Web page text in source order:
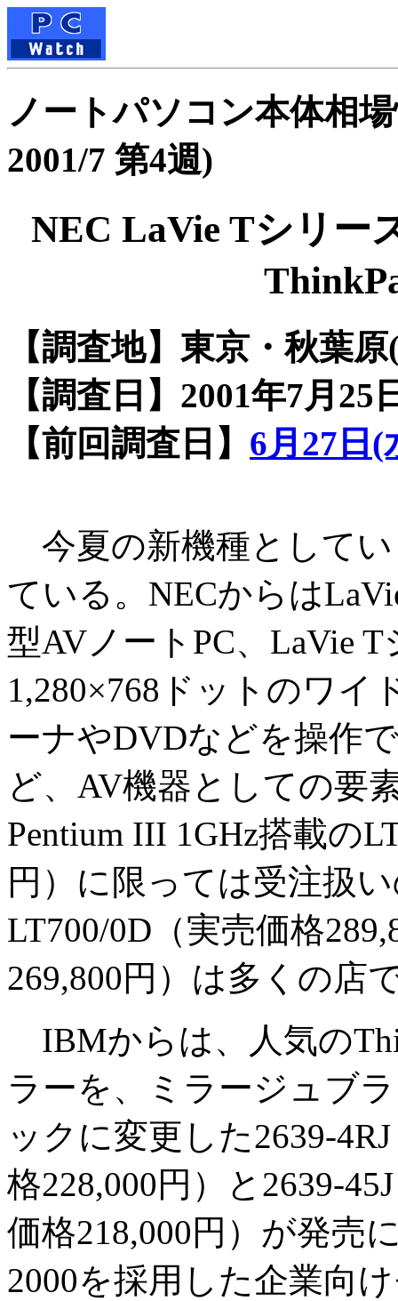
ノートパソコン本体相
2001/7 第4週)
NEC LaVie Tシリー
【調査地】東京・秋葉
【調査日】2001年7月25
【前回調査日】 6月27日(
今夏の新機種として
ている。NECからは
型AVノートPC、LaVie
1,280×768ドットのワイ
ーナやDVDなどを操作
ど、AV機器としての要
Pentium III 1GHz搭載の
円）に限っては受注扱
LT700/0D（実売価格
269,800円）は多くの店
IBMからは、人気の
ラーを、ミラージュブ
ックに変更した2639-
格228,000円）と2639-
価格218,000円）が発売
2000を採用した企業向